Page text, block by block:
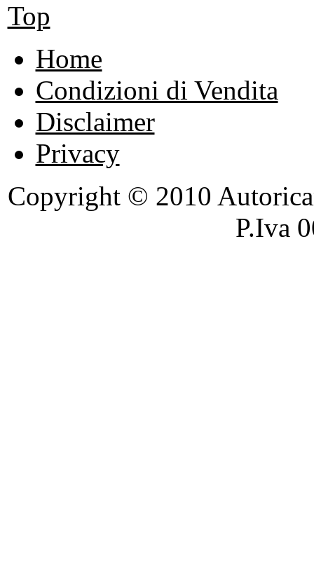
Top
Home
Condizioni di Vendita
Disclaimer
Privacy
Copyright © 2010
P.Iva